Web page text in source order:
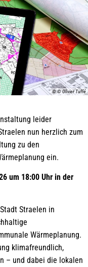
© © Olivier Tuffé
leider
nun herzlich zum
zu den
ein.
um 18:00 Uhr in der
Straelen in
Wärmeplanung.
klimafreundlich,
– und dabei die lokalen